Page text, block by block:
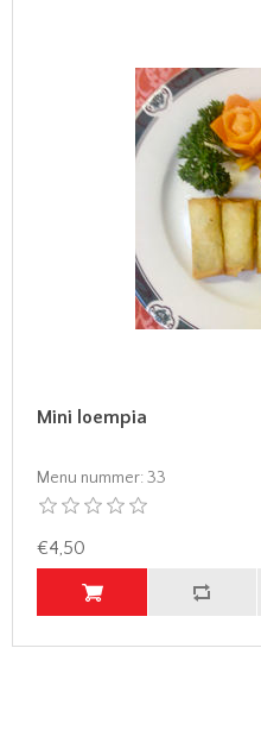
Mini loempia
Menu nummer: 33
€4,50